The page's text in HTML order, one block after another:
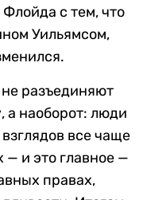
с тем, что
Уильямсом,
разъединяют
а наоборот: люди
все чаще
— и это главное —
правах,